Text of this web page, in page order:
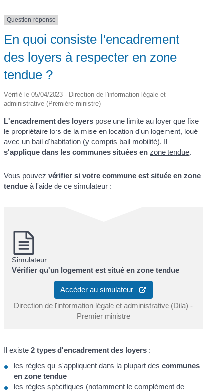
Question-réponse
En quoi consiste l'encadrement
des loyers à respecter en zone
tendue ?
Vérifié le 05/04/2023 - Direction de l'information légale et
administrative (Première ministre)
L'encadrement des loyers pose une limite au loyer que fixe
le propriétaire lors de la mise en location d'un logement, loué
avec un bail d'habitation (y compris bail mobilité). Il
s'applique dans les communes situées enzone tendue.
Vous pouvezvérifier si votre commune est située en zone
tendue à l'aide de ce simulateur :
Simulateur
Vérifier qu'un logement est situé en zone tendue
Accéder au simulateur
Direction de l'information légale et administrative (Dila) -
Premier ministre
Il existe2 types d'encadrement des loyers :
les règles qui s'appliquent dans la plupart descommunes
en zone tendue
les règles spécifiques (notamment lecomplément de